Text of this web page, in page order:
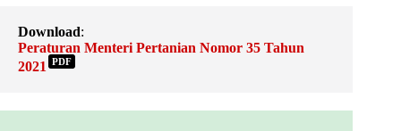
Download:
Peraturan Menteri Pertanian Nomor 35 Tahun
2021
PDF